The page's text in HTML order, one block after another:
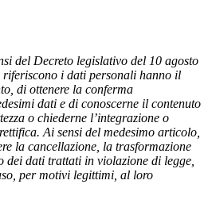
del Decreto legislativo del 10 agosto
i dati personali hanno il
di ottenere la conferma
dati e di conoscerne il contenuto
o chiederne l’integrazione o
Ai sensi del medesimo articolo,
la cancellazione, la trasformazione
dati trattati in violazione di legge,
per motivi legittimi, al loro